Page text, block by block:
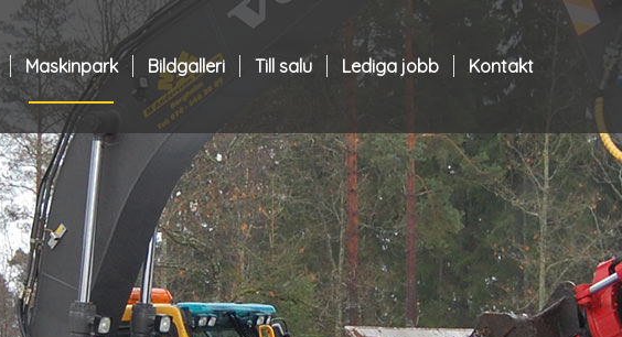
Maskinpark Bildgalleri Till salu Lediga jobb Kontakt